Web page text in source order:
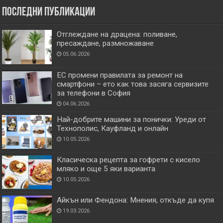
Последни публикации
Отглеждане на драцена: поливане,
пресаждане, размножаване
05.06.2026
ЕС промени правилата за ремонт на
смартфони – ето как това засяга сервизите
за телефони в София
04.06.2026
Най-добрите машини за понички: Уреди от
Технополис, Кауфланд и онлайн
10.05.2026
Класическа рецепта за гофрети с кисело
мляко и още 5 яки варианта
10.05.2026
Айкън или Фендона: Мнения, откъде да купя
19.03.2026